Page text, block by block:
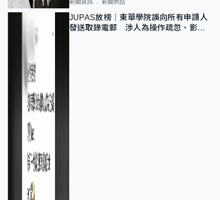
新聞資訊 新聞熱話
JUPAS放榜｜東華學院誤向所有申請人
發送取錄電郵 涉人為操作疏忽、影響